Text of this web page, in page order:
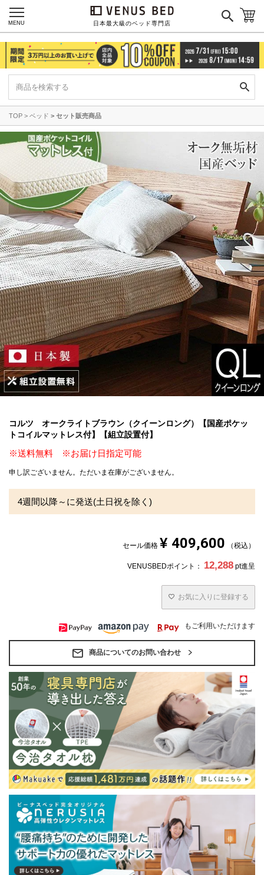
日本最大級のベッド専門店
MENU
TOP ベッド セット販売商品
コルツ オークライトブラウン（クイーンロング）【国産ポケッ
トコイルマットレス付】【組立設置付】
※送料無料 ※お届け日指定可能
申し訳ございません。ただいま在庫がございません。
4週間以降～に発送(土日祝を除く)
セール価格 ¥ 409,600 税込
VENUSBEDポイント： 12,288 pt進呈
お気に入りに登録する
もご利用いただけます
商品についてのお問い合わせ